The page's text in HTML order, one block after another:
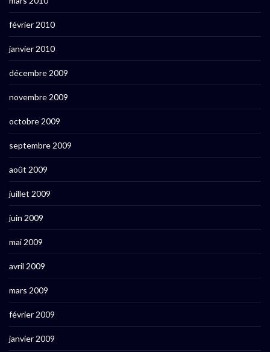
février 2010
janvier 2010
décembre 2009
novembre 2009
octobre 2009
septembre 2009
août 2009
juillet 2009
juin 2009
mai 2009
avril 2009
mars 2009
février 2009
janvier 2009